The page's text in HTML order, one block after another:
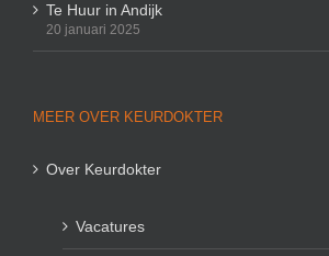
Te Huur in Andijk
20 januari 2025
MEER OVER KEURDOKTER
Over Keurdokter
Vacatures